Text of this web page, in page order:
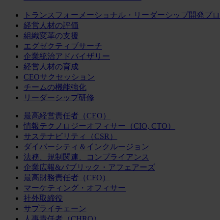
トランスフォーメーショナル・リーダーシップ開発プ
経営人材の評価
組織変革の支援
エグゼクティブサーチ
企業統治アドバイザリー
経営人材の育成
CEOサクセッション
チームの機能強化
リーダーシップ研修
最高経営責任者（CEO）
情報テクノロジーオフィサー（CIO, CTO）
サステナビリティ（CSR）
ダイバーシティ＆インクルージョン
法務、規制関連、コンプライアンス
企業広報&パブリック・アフェアーズ
最高財務責任者（CFO）
マーケティング・オフィサー
社外取締役
サプライチェーン